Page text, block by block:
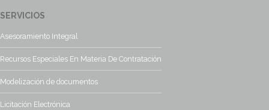
SERVICIOS
Asesoramiento Integral
Recursos Especiales En Materia De Contratación
Modelización de documentos
Licitación Electrónica